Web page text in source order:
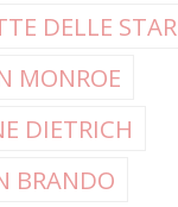
DELLE STAR
MONROE
DIETRICH
BRANDO